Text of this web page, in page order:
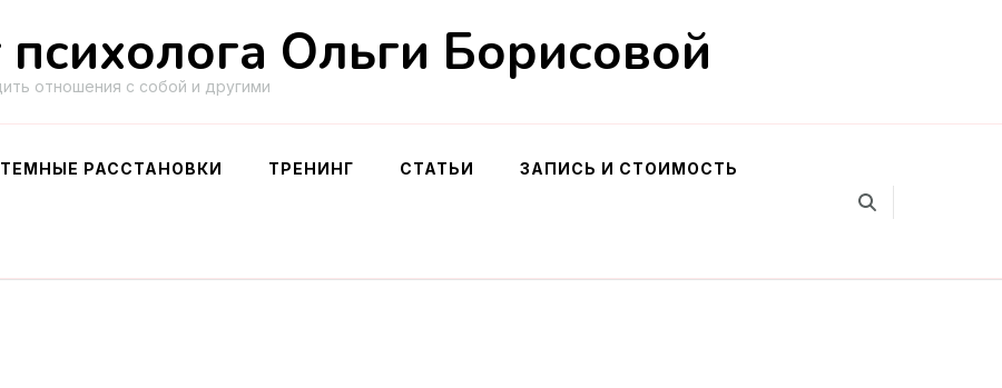
Ольги Борисовой
отношения с собой и другими
РАССТАНОВКИ ТРЕНИНГ СТАТЬИ ЗАПИСЬ И СТОИМОСТЬ